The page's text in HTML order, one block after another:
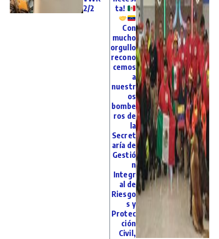
2/2
ta!
Con
mucho
orgullo
recono
cemos
a
nuestr
os
bombe
ros de
la
Secret
aría de
Gestió
n
Integr
al de
Riesgo
s y
Protec
ción
Civil,